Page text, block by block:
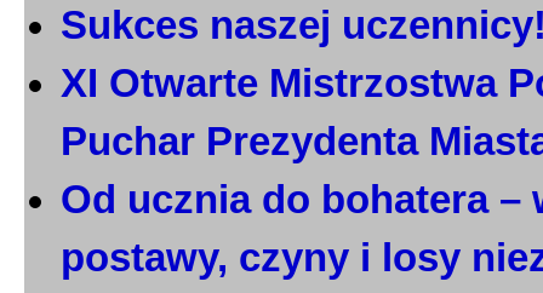
Sukces naszej
XI Otwarte Mistrzostwa
Puchar Prezydenta
Od ucznia do bohatera –
postawy, czyny i losy